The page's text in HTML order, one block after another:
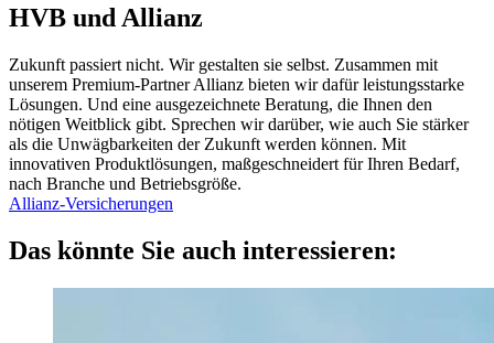
HVB und Allianz
Zukunft passiert nicht. Wir gestalten sie selbst. Zusammen mit
unserem Premium-Partner Allianz bieten wir dafür leistungsstarke
Lösungen. Und eine ausgezeichnete Beratung, die Ihnen den
nötigen Weitblick gibt. Sprechen wir darüber, wie auch Sie stärker
als die Unwägbarkeiten der Zukunft werden können. Mit
innovativen Produkt­lösungen, maßgeschneidert für Ihren Bedarf,
nach Branche und Betriebsgröße.
Allianz-Versicherungen
Das könnte Sie auch interessieren: